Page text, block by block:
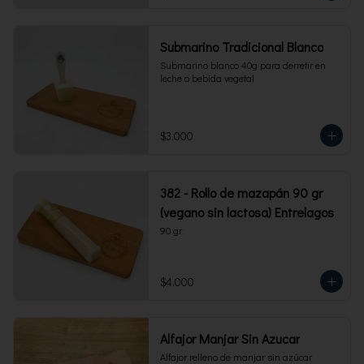
Submarino Tradicional Blanco
Submarino blanco 40g para derretir en
leche o bebida vegetal
$3.000
382 - Rollo de mazapán 90 gr
(vegano sin lactosa) Entrelagos
90 gr
$4.000
Alfajor Manjar Sin Azucar
Alfajor relleno de manjar sin azúcar